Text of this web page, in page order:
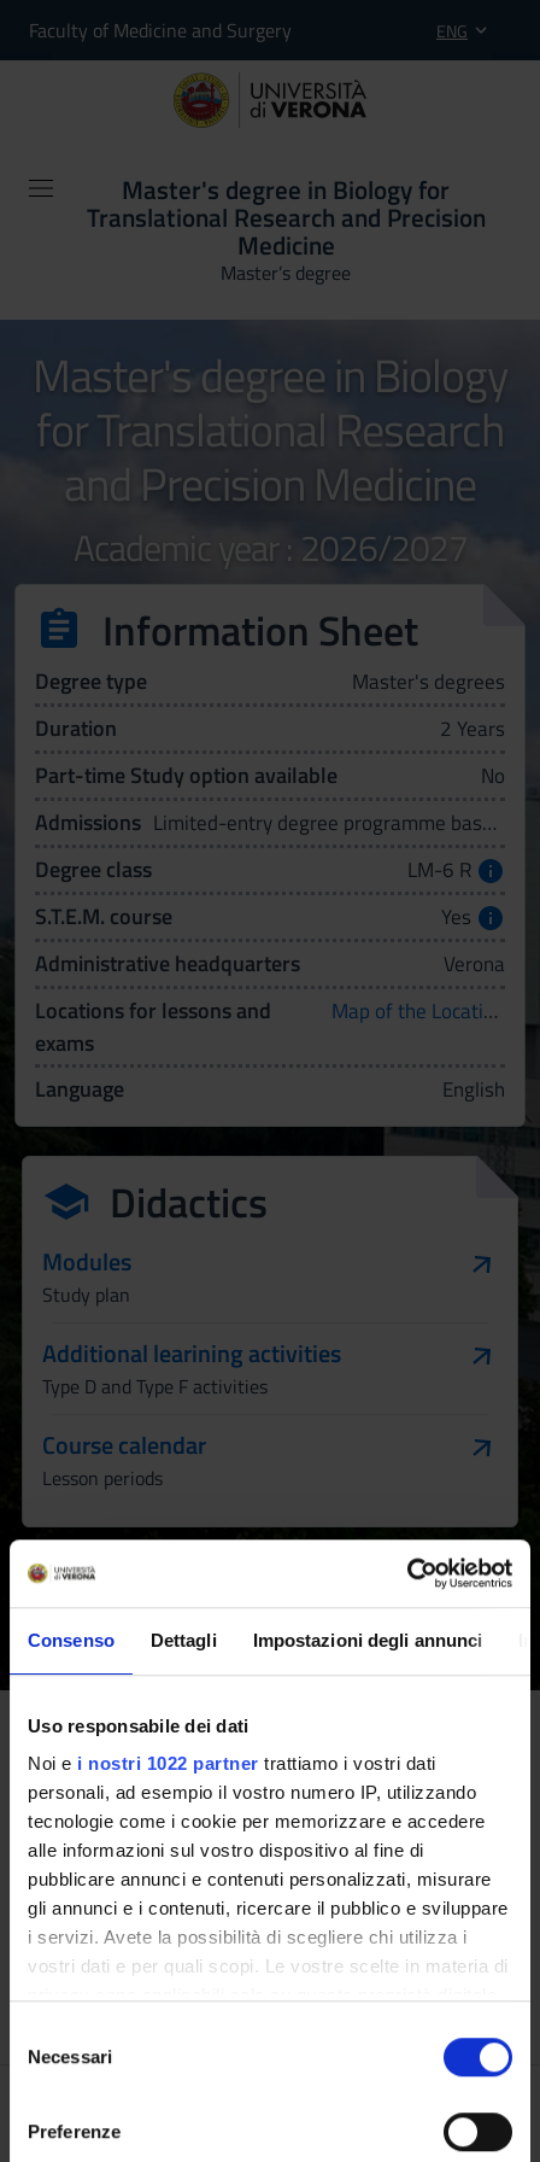
Consenso Dettagli Impostazioni degli annunci
Uso responsabile dei dati
Noi e i nostri 1022 partner trattiamo i vostri dati
personali, ad esempio il vostro numero IP, utilizzando
tecnologie come i cookie per memorizzare e accedere
alle informazioni sul vostro dispositivo al fine di
pubblicare annunci e contenuti personalizzati, misurare
gli annunci e i contenuti, ricercare il pubblico e sviluppare
i servizi. Avete la possibilità di scegliere chi utilizza i
vostri dati e per quali scopi. Le vostre scelte in materia di
modificare o revocare il proprio consenso in qualsiasi
momento dalla Dichiarazione sui cookie o facendo clic
Necessari
Preferenze
Faculty of Medicine and Surgery ENG
Master's degree in Biology for
Translational Research and Precision
Medicine
Master’s degree
Master's degree in Biology
for Translational Research
and Precision Medicine
Academic year : 2026/2027
Information Sheet
Degree type Master's degrees
Duration 2 Years
Part-time Study option available No
Admissions Limited-entry degree programme based on qualifications
Degree class LM-6 R
S.T.E.M. course Yes
Administrative headquarters Verona
Locations for lessons and
exams
Map of the Locations
Language English
Didactics
Modules
Study plan
Additional learining activities
Type D and Type F activities
Course calendar
Lesson periods
Find out more How to apply
Facts and figures
This data was derived from Student Survey
questionnaires and the AlmaLaurea surveys.
1
Student/teaching staff ratio(2023/2024)
Career prospects